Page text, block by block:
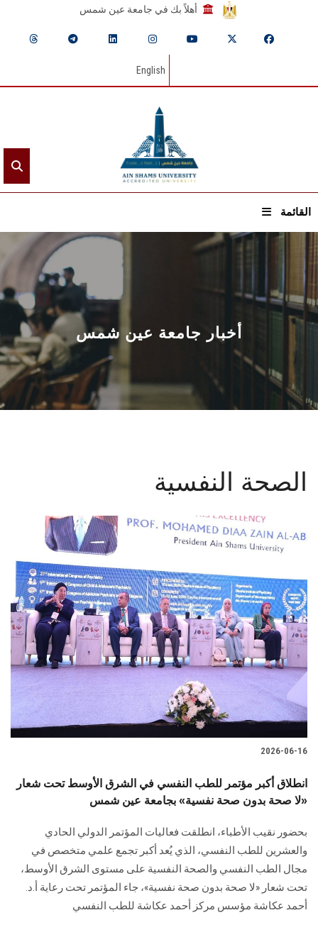
أهلاً بك في جامعة عين شمس
English
القائمة
الرئيسيـة
عن الجامعة
القطاعـات
الشئون الأكاديمية
البحث العلمي
الأنظمة الذكية
الإعلام
تواصل معنا
الطلاب
هيئة التدريس
الدراسات العليا
الزائـرون
سجل الان
أخبار جامعة عين شمس
الصحة النفسية
2026-06-16
انطلاق أكبر مؤتمر للطب النفسي في الشرق الأوسط تحت شعار
«لا صحة بدون صحة نفسية» بجامعة عين شمس
بحضور نقيب الأطباء، انطلقت فعاليات المؤتمر الدولي الحادي
والعشرين للطب النفسي، الذي يُعد أكبر تجمع علمي متخصص في
مجال الطب النفسي والصحة النفسية على مستوى الشرق الأوسط،
تحت شعار «لا صحة بدون صحة نفسية»، جاء المؤتمر تحت رعاية أ.د.
أحمد عكاشة مؤسس مركز أحمد عكاشة للطب النفسي